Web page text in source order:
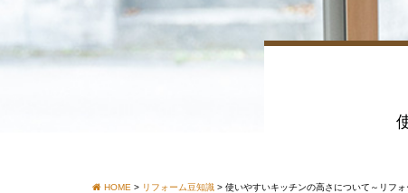
HOME > リフォーム豆知識 > 使いやすいキッチンの高さについて～リフ